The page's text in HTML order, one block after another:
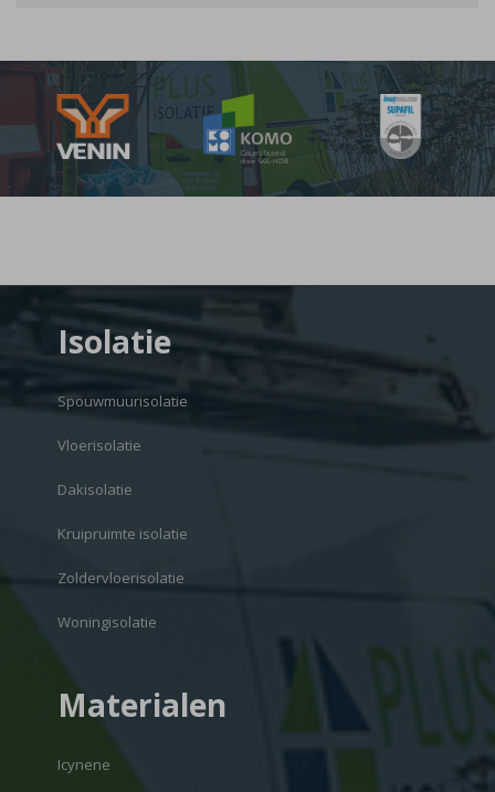
Isolatie
Spouwmuurisolatie
Vloerisolatie
Dakisolatie
Kruipruimte isolatie
Zoldervloerisolatie
Woningisolatie
Materialen
Icynene